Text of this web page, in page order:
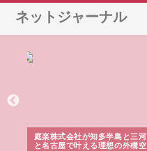
ネットジャーナル
庭楽株式会社が知多半島と三河
と名古屋で叶える理想の外構空